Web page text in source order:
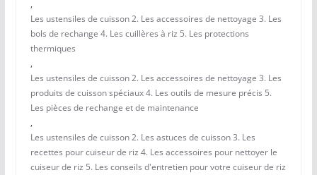
,
Les ustensiles de cuisson 2. Les accessoires de nettoyage 3. Les
bols de rechange 4. Les cuillères à riz 5. Les protections
thermiques
,
Les ustensiles de cuisson 2. Les accessoires de nettoyage 3. Les
produits de cuisson spéciaux 4. Les outils de mesure précis 5.
Les pièces de rechange et de maintenance
,
Les ustensiles de cuisson 2. Les astuces de cuisson 3. Les
recettes pour cuiseur de riz 4. Les accessoires pour nettoyer le
cuiseur de riz 5. Les conseils d'entretien pour votre cuiseur de riz